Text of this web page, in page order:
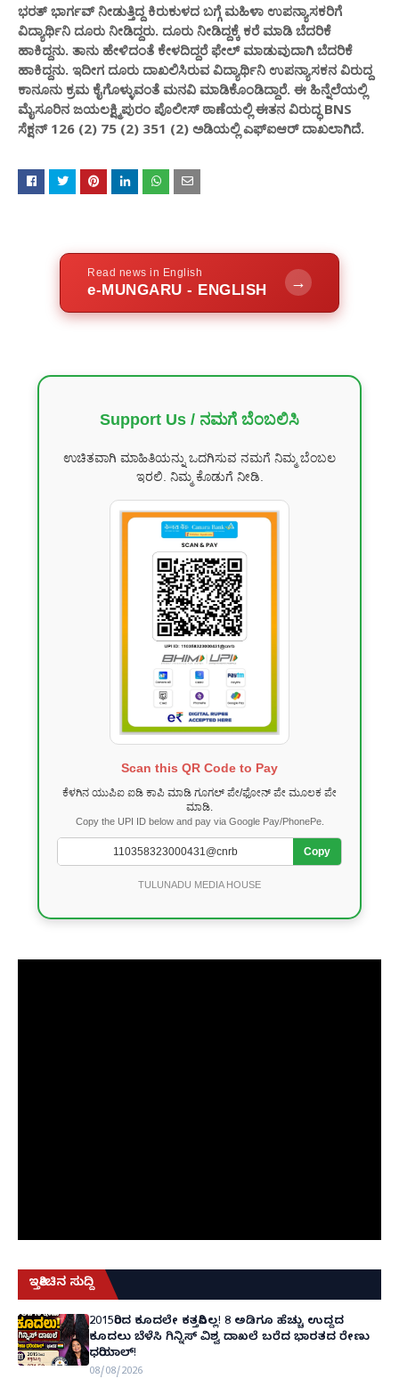
ಭರತ್ ಭಾರ್ಗವ್ ನೀಡುತ್ತಿದ್ದ ಕಿರುಕುಳದ ಬಗ್ಗೆ ಮಹಿಳಾ ಉಪನ್ಯಾಸಕರಿಗೆ
ವಿದ್ಯಾರ್ಥಿನಿ ದೂರು ನೀಡಿದ್ದರು. ದೂರು ನೀಡಿದ್ದಕ್ಕೆ ಕರೆ ಮಾಡಿ ಬೆದರಿಕೆ
ಹಾಕಿದ್ದನು. ತಾನು ಹೇಳಿದಂತೆ ಕೇಳದಿದ್ದರೆ ಫೇಲ್ ಮಾಡುವುದಾಗಿ ಬೆದರಿಕೆ
ಹಾಕಿದ್ದನು. ಇದೀಗ ದೂರು ದಾಖಲಿಸಿರುವ ವಿದ್ಯಾರ್ಥಿನಿ ಉಪನ್ಯಾಸಕನ ವಿರುದ್ದ
ಕಾನೂನು ಕ್ರಮ ಕೈಗೊಳ್ಳುವಂತೆ ಮನವಿ ಮಾಡಿಕೊಂಡಿದ್ದಾರೆ. ಈ ಹಿನ್ನೆಲೆಯಲ್ಲಿ
ಮೈಸೂರಿನ ಜಯಲಕ್ಷ್ಮಿಪುರಂ ಪೊಲೀಸ್ ಠಾಣೆಯಲ್ಲಿ ಈತನ ವಿರುದ್ಧ BNS
ಸೆಕ್ಷನ್ 126 (2) 75 (2) 351 (2) ಅಡಿಯಲ್ಲಿ ಎಫ್‌ಐಆರ್ ದಾಖಲಾಗಿದೆ.
Read news in English
e-MUNGARU - ENGLISH →
Support Us / ನಮಗೆ ಬೆಂಬಲಿಸಿ
ಉಚಿತವಾಗಿ ಮಾಹಿತಿಯನ್ನು ಒದಗಿಸುವ ನಮಗೆ ನಿಮ್ಮ ಬೆಂಬಲ
ಇರಲಿ. ನಿಮ್ಮ ಕೊಡುಗೆ ನೀಡಿ.
Scan this QR Code to Pay
ಕೆಳಗಿನ ಯುಪಿಐ ಐಡಿ ಕಾಪಿ ಮಾಡಿ ಗೂಗಲ್ ಪೇ/ಫೋನ್ ಪೇ ಮೂಲಕ ಪೇ
ಮಾಡಿ.
Copy the UPI ID below and pay via Google Pay/PhonePe.
Copy
TULUNADU MEDIA HOUSE
ಇತ್ತೀಚಿನ ಸುದ್ದಿ
2015ರಿಂದ ಕೂದಲೇ ಕತ್ತರಿಸಿಲ್ಲ! 8 ಅಡಿಗೂ ಹೆಚ್ಚು ಉದ್ದದ
ಕೂದಲು ಬೆಳೆಸಿ ಗಿನ್ನಿಸ್ ವಿಶ್ವ ದಾಖಲೆ ಬರೆದ ಭಾರತದ ರೇಣು
ಧರಿಯಾಲ್!
08/08/2026